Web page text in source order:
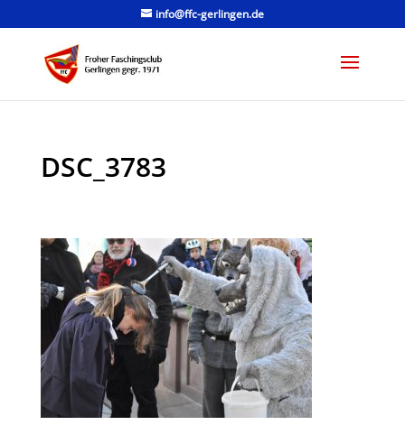
info@ffc-gerlingen.de
DSC_3783